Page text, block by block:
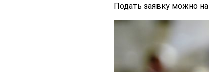
Подать заявку можно на